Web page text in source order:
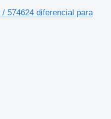
574624 diferencial para